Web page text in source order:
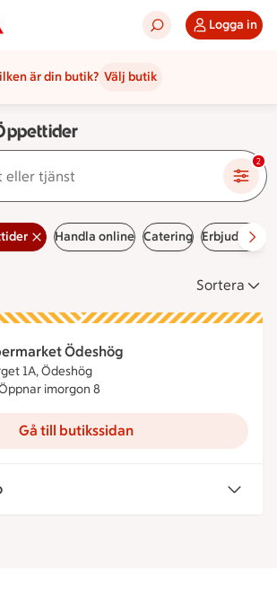
Logga in
är din butik? Välj butik
2
Handla online Catering Erbjudanden
Sortera
Ödeshög
1A, Ödeshög
Ödeshög har stängt idag,
imorgon 8
Gå till butikssidan